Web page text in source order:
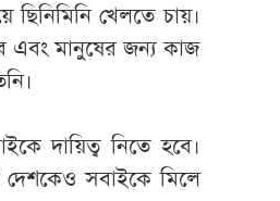
ছিনিমিনি খেলতে চায়।
এবং মানুষের জন্য কাজ
দায়িত্ব নিতে হবে।
সবাইকে মিলে